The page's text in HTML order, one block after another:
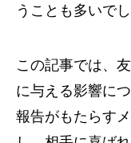
うことも多いでし
この記事では、
に与える影響に
報告がもたらす